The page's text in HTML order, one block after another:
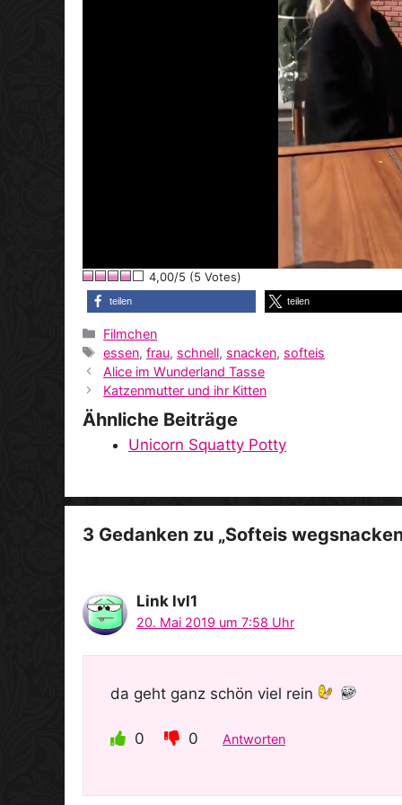
4,00/5 (5 Votes)
teilen teilen
Kategorien
Filmchen
Schlagwörter
essen,frau, schnell, snacken, softeis
Alice im Wunderland Tasse
Katzenmutter und ihr Kitten
Ähnliche Beiträge
Unicorn Squatty Potty
3 Gedanken zu „Softeis
Link lvl1
20. Mai 2019 um 7:58 Uhr
da geht ganz schön viel rein
0 0 Antworten